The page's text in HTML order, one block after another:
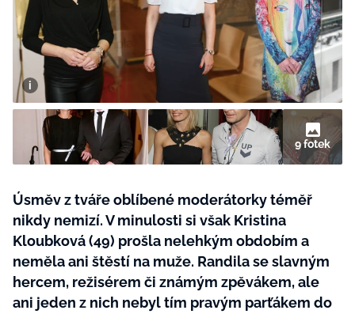
Testy a kvízy
Všechny kategorie
Tvoření
Rady a tipy
BurdaMedia
Extra
SVĚT ŽENY - 599 KČ
ROČNÍ PŘEDPLATNÉ SVĚT ŽENY +
SADA PRODUKTŮ MANA (10 ks)
9 fotek
Úsměv z tváře oblíbené moderátorky téměř
nikdy nemizí. V minulosti si však Kristina
Kloubková (49) prošla nelehkým obdobím a
neměla ani štěstí na muže. Randila se slavným
hercem, režisérem či známým zpěvákem, ale
ani jeden z nich nebyl tím pravým parťákem do